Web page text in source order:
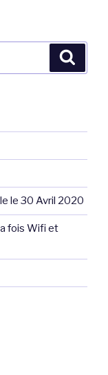
le 30 Avril 2020
fois Wifi et